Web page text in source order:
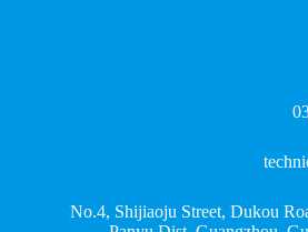
No.4, Shijiaoju Street, Dukou